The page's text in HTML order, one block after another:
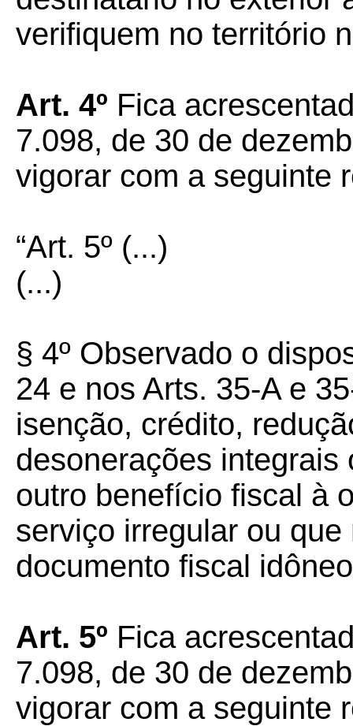
verifiquem no território
Art. 4º Fica
7.098, de 30 de
vigorar com a seguinte
“Art. 5º (...)
(...)
§ 4º Observado o
24 e nos Arts. 35-A e
isenção, crédito,
desonerações
outro benefício fiscal à
serviço irregular ou
documento fiscal
Art. 5º Fica
7.098, de 30 de
vigorar com a seguinte